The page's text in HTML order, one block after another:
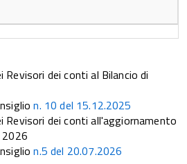
Revisori dei conti al Bilancio di
n. 10 del 15.12.2025
Revisori dei conti all'aggiornamento
2026
n.5 del 20.07.2026